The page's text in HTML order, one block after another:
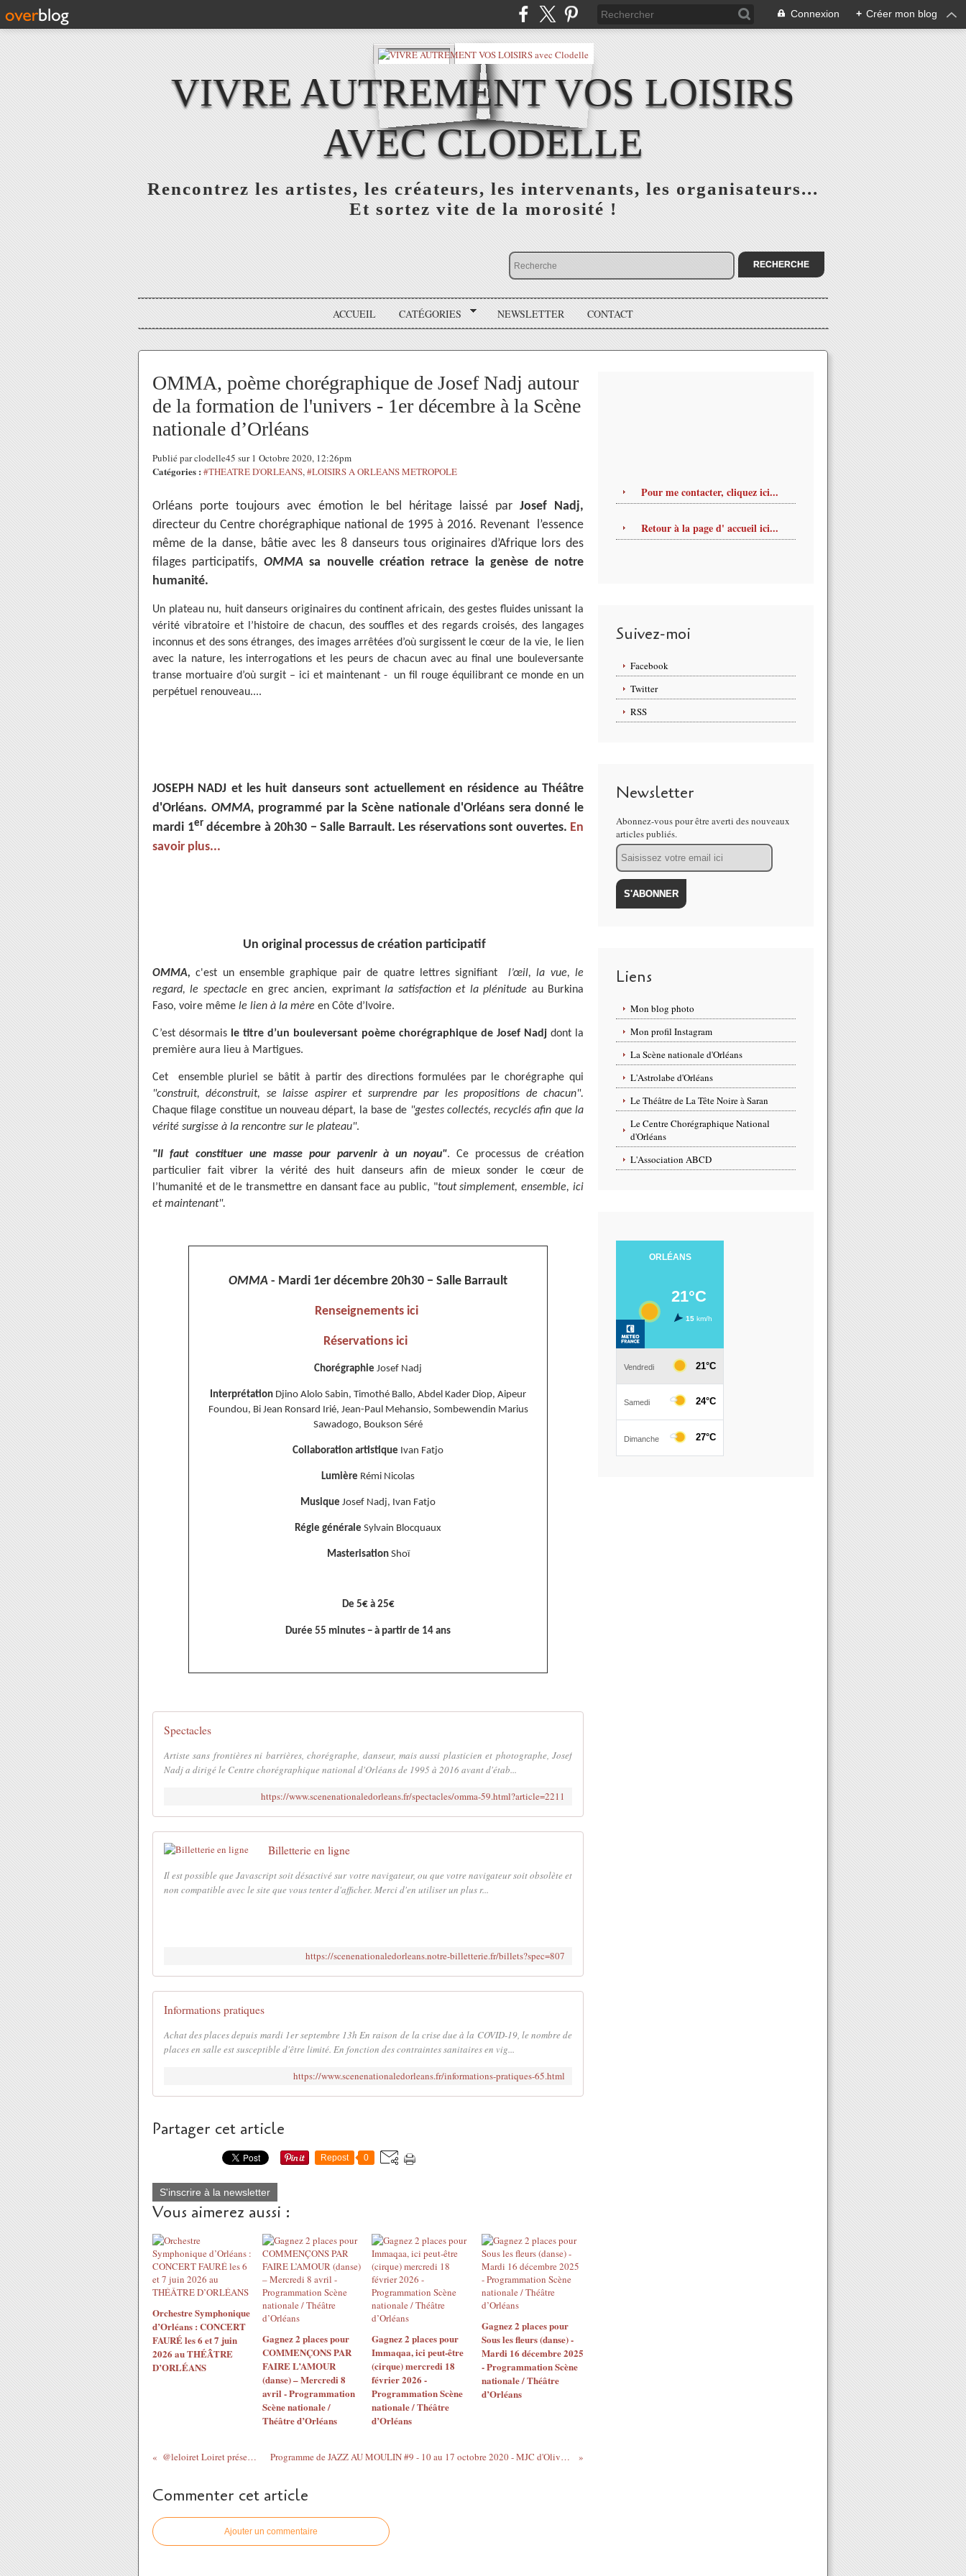
Connexion + Créer mon blog
VIVRE AUTREMENT VOS LOISIRS
AVEC CLODELLE
Rencontrez les artistes, les créateurs, les intervenants, les organisateurs...
Et sortez vite de la morosité !
ACCUEIL CATÉGORIES NEWSLETTER CONTACT
OMMA, poème chorégraphique de Josef Nadj autour
de la formation de l'univers - 1er décembre à la Scène
nationale d’Orléans
Publié par clodelle45 sur 1 Octobre 2020, 12:26pm
Catégories : #THEATRE D'ORLEANS,#LOISIRS A ORLEANS METROPOLE
Orléans porte toujours avec émotion le bel héritage laissé parJosef Nadj,
directeur du Centre chorégraphique national de 1995 à 2016. Revenant l’essence
même de la danse, bâtie avec les 8 danseurs tous originaires d’Afrique lors des
filages participatifs, OMMAsa nouvelle création retrace la genèse de notre
humanité.
Un plateau nu, huit danseurs originaires du continent africain, des gestes fluides unissant la
vérité vibratoire et l’histoire de chacun, des souffles et des regards croisés, des langages
inconnus et des sons étranges, des images arrêtées d’où surgissent le cœur de la vie, le lien
avec la nature, les interrogations et les peurs de chacun avec au final une bouleversante
transe mortuaire d’où surgit – ici et maintenant - un fil rouge équilibrant ce monde en un
perpétuel renouveau....
JOSEPH NADJ et les huit danseurs sont actuellement en résidence au Théâtre
d'Orléans. OMMA, programmé par la Scène nationale d'Orléans sera donné le
mardi 1er décembre à 20h30 − Salle Barrault. Les réservations sont ouvertes. En
savoir plus...
Un original processus de création participatif
OMMA, c'est un ensemble graphique pair de quatre lettres signifiant l’œil, la vue, le
regard, le spectacleen grec ancien, exprimantla satisfaction et la plénitude au Burkina
Faso, voire même le lien à la mère en Côte d’Ivoire.
C’est désormais le titre d’un bouleversant poème chorégraphique de Josef Nadj dont la
première aura lieu à Martigues.
Cet ensemble pluriel se bâtit à partir des directions formulées par le chorégraphe qui
"construit, déconstruit, se laisse aspirer et surprendre par les propositions de chacun".
Chaque filage constitue un nouveau départ, la base de "gestes collectés, recyclés afin que la
vérité surgisse à la rencontre sur le plateau".
"Il faut constituer une masse pour parvenir à un noyau". Ce processus de création
particulier fait vibrer la vérité des huit danseurs afin de mieux sonder le cœur de
l’humanité et de le transmettre en dansant face au public, "tout simplement, ensemble, ici
et maintenant".
OMMA - Mardi 1er décembre 20h30 − Salle Barrault
Renseignements ici
Réservations ici
Chorégraphie Josef Nadj
Interprétation Djino Alolo Sabin, Timothé Ballo, Abdel Kader Diop, Aipeur
Foundou, Bi Jean Ronsard Irié, Jean-Paul Mehansio, Sombewendin Marius
Sawadogo, Boukson Séré
Collaboration artistique Ivan Fatjo
Lumière Rémi Nicolas
Musique Josef Nadj, Ivan Fatjo
Régie générale Sylvain Blocquaux
MasterisationShoï
De 5€ à 25€
Durée 55 minutes − à partir de 14 ans
Spectacles
Artiste sans frontières ni barrières, chorégraphe, danseur, mais aussi plasticien et photographe, Josef
Nadj a dirigé le Centre chorégraphique national d'Orléans de 1995 à 2016 avant d'étab...
https://www.scenenationaledorleans.fr/spectacles/omma-59.html?article=2211
Billetterie en ligne
Il est possible que Javascript soit désactivé sur votre navigateur, ou que votre navigateur soit obsolète et
non compatible avec le site que vous tenter d'afficher. Merci d'en utiliser un plus r...
https://scenenationaledorleans.notre-billetterie.fr/billets?spec=807
Informations pratiques
Achat des places depuis mardi 1er septembre 13h En raison de la crise due à la COVID-19, le nombre de
places en salle est susceptible d'être limité. En fonction des contraintes sanitaires en vig...
https://www.scenenationaledorleans.fr/informations-pratiques-65.html
Partager cet article
Repost 0
S'inscrire à la newsletter
Vous aimerez aussi :
Orchestre Symphonique
d’Orléans : CONCERT
FAURÉ les 6 et 7 juin
2026 au THÉÂTRE
D’ORLÉANS
Gagnez 2 places pour
COMMENÇONS PAR
FAIRE L’AMOUR
(danse) – Mercredi 8
avril - Programmation
Scène nationale /
Théâtre d’Orléans
Gagnez 2 places pour
Immaqaa, ici peut-être
(cirque) mercredi 18
février 2026 -
Programmation Scène
nationale / Théâtre
d’Orléans
Gagnez 2 places pour
Sous les fleurs (danse) -
Mardi 16 décembre 2025
- Programmation Scène
nationale / Théâtre
d’Orléans
@leloiret Loiret présente la 15𝙚... Programme de JAZZ AU MOULIN #9 - 10 au 17 octobre 2020 - MJC d'Olivet / Le Moulin de la Vapeur
Commenter cet article
Ajouter un commentaire
Pour me contacter, cliquez ici...
Retour à la page d' accueil ici...
Suivez-moi
Facebook
Twitter
RSS
Newsletter
Abonnez-vous pour être averti des nouveaux
articles publiés.
Email
Liens
Mon blog photo
Mon profil Instagram
La Scène nationale d'Orléans
L'Astrolabe d'Orléans
Le Théâtre de La Tête Noire à Saran
Le Centre Chorégraphique National
d'Orléans
L'Association ABCD